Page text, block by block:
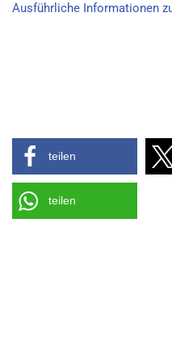
Ausführliche Informationen
teilen
teilen